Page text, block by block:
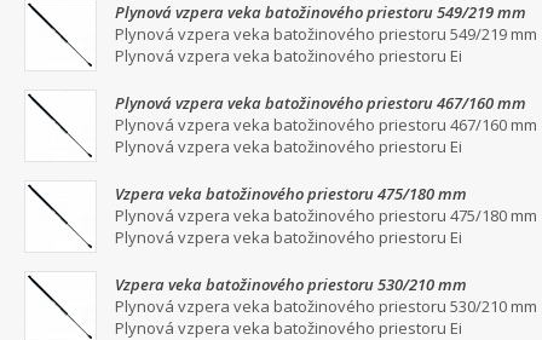
Plynová vzpera veka batožinového priestoru 549/219 mm
Plynová vzpera veka batožinového priestoru 549/219 mm
Plynová vzpera veka batožinového priestoru Ei
Plynová vzpera veka batožinového priestoru 467/160 mm
Plynová vzpera veka batožinového priestoru 467/160 mm
Plynová vzpera veka batožinového priestoru Ei
Vzpera veka batožinového priestoru 475/180 mm
Plynová vzpera veka batožinového priestoru 475/180 mm
Plynová vzpera veka batožinového priestoru Ei
Vzpera veka batožinového priestoru 530/210 mm
Plynová vzpera veka batožinového priestoru 530/210 mm
Plynová vzpera veka batožinového priestoru Ei